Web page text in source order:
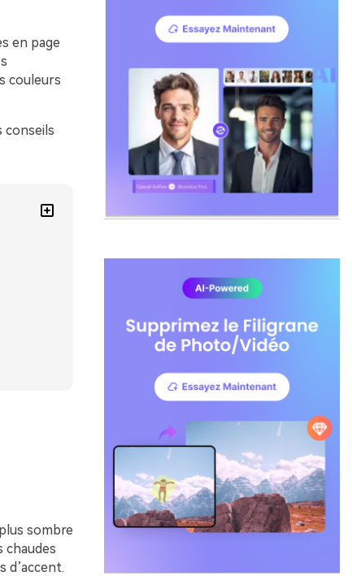
en page
couleurs
conseils
sombre
chaudes
d’accent.